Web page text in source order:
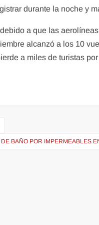
durante la noche y
a que las
alcanzó a los 10
a miles de turistas
BAÑO POR IMPERMEABLES